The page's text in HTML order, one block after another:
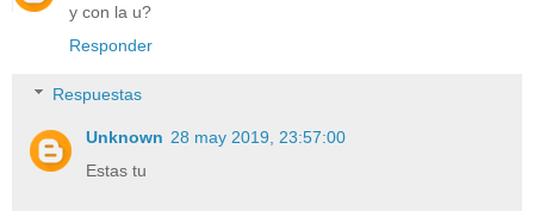
y con la u?
Responder
Respuestas
Unknown 28 may 2019, 23:57:00
Estas tu